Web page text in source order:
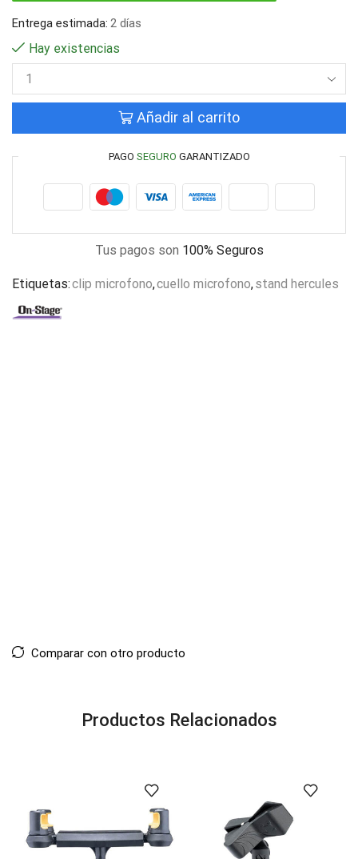
Entrega estimada: 2 días
Hay existencias
Añadir al carrito
PAGO SEGURO GARANTIZADO
Tus pagos son 100% Seguros
Etiquetas:clip microfono,cuello microfono,stand hercules
Comparar con otro producto
Productos Relacionados